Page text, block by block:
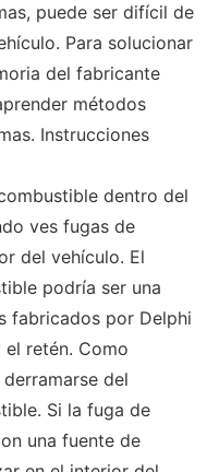
puede ser difícil de
Para solucionar
del fabricante
métodos
Instrucciones
dentro del
ves fugas de
del vehículo. El
podría ser una
fabricados por Delphi
retén. Como
del
Si la fuga de
una fuente de